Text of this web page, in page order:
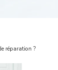
réparation ?